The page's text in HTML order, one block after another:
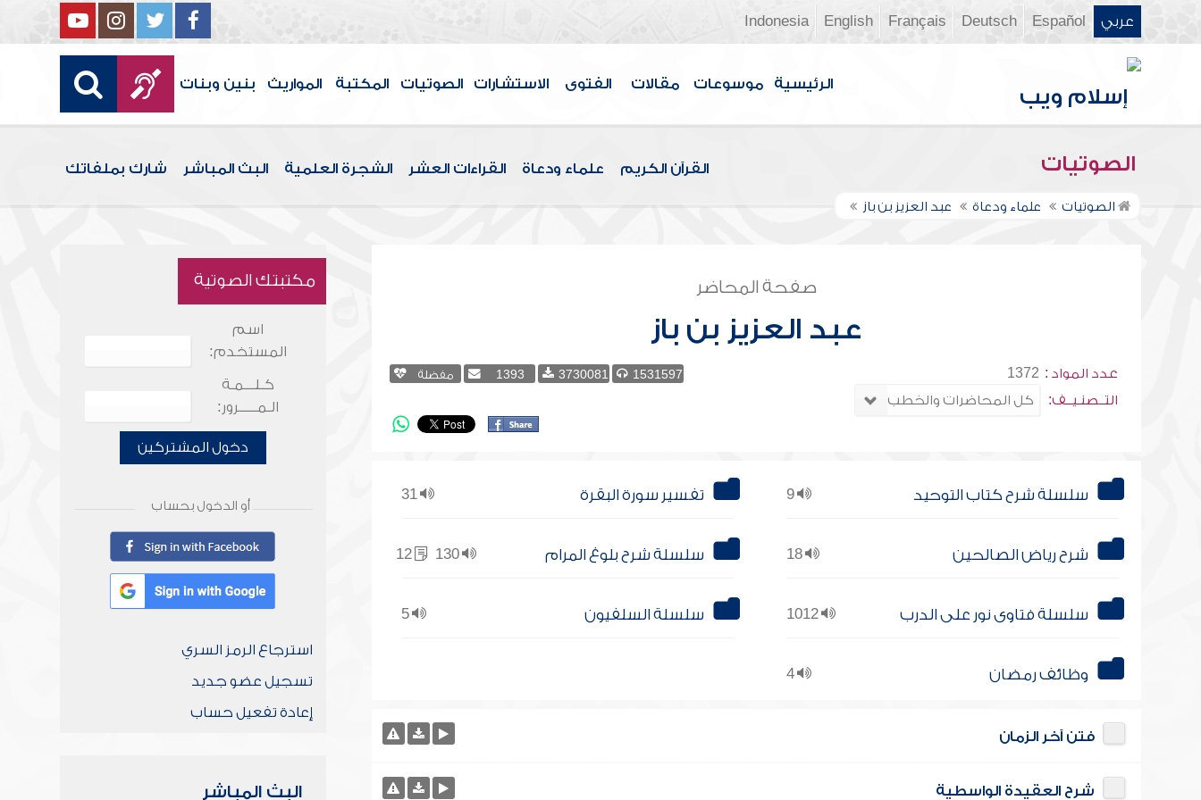
عربي Español
Deutsch
Français
English
Indonesia
الرئيسية موسوعات مقالات الفتوى الاستشارات الصوتيات المكتبة المواريث بنين وبنات
الصوتيات القرآن الكريم علماء ودعاة القراءات العشر الشجرة العلمية البث المباشر شارك بملفاتك
الصوتيات علماء ودعاة عبد العزيز بن باز
صفحة المحاضر
عبد العزيز بن باز
عدد المواد : 1372
التــصنـيــف:
1531597
3730081
1393 مفضلة
9 سلسلة شرح كتاب التوحيد 31 تفسير سورة البقرة
18 شرح رياض الصالحين 130 سلسلة شرح بلوغ المرام
1012 سلسلة فتاوى نور على الدرب 5 سلسلة السلفيون
4 وظائف رمضان
فتن آخر الزمان
شرح العقيدة الواسطية
مكتبتك الصوتية
اسم
المستخدم:
كـلـــمـة
الـمـــــرور:
دخول المشتركين
أو الدخول بحساب
استرجاع الرمز السري
تسجيل عضو جديد
إعادة تفعيل حساب
البث المباشر